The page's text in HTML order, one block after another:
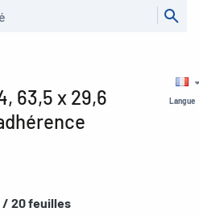
Langue
63,5 x 29,6
20 feuilles